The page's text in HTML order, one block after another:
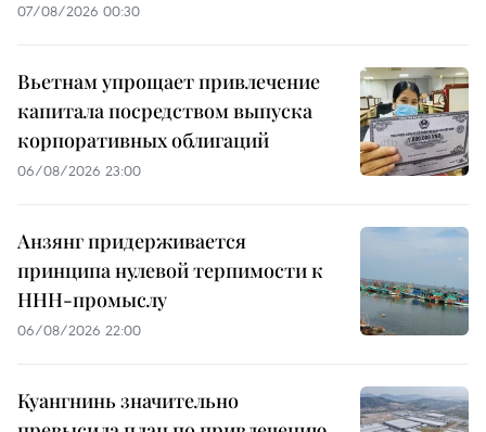
07/08/2026 00:30
Вьетнам упрощает привлечение
капитала посредством выпуска
корпоративных облигаций
06/08/2026 23:00
Анзянг придерживается
принципа нулевой терпимости к
ННН-промыслу
06/08/2026 22:00
Куангнинь значительно